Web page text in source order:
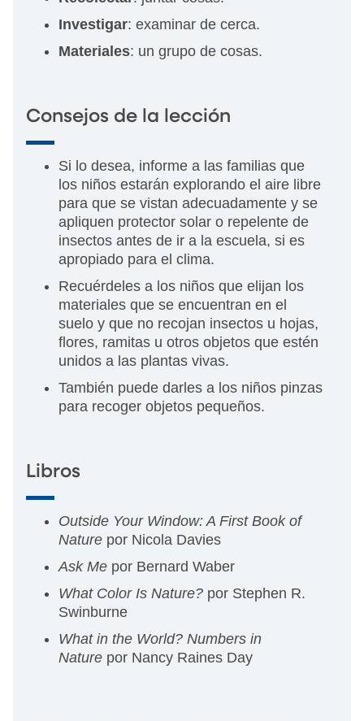
Investigar: examinar de cerca.
Materiales: un grupo de cosas.
Consejos de la lección
Si lo desea, informe a las familias que
los niños estarán explorando el aire libre
para que se vistan adecuadamente y se
apliquen protector solar o repelente de
insectos antes de ir a la escuela, si es
apropiado para el clima.
Recuérdeles a los niños que elijan los
materiales que se encuentran en el
suelo y que no recojan insectos u hojas,
flores, ramitas u otros objetos que estén
unidos a las plantas vivas.
También puede darles a los niños pinzas
para recoger objetos pequeños.
Libros
Outside Your Window: A First Book of
Nature por Nicola Davies
Ask Me por Bernard Waber
What Color Is Nature? por Stephen R.
Swinburne
What in the World? Numbers in
Nature por Nancy Raines Day